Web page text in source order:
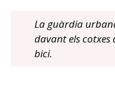
La guàrdia
davant els
bici.